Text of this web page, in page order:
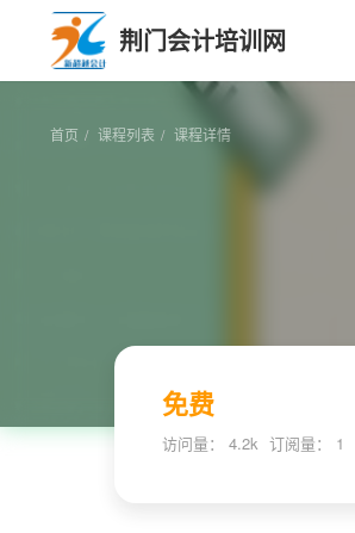
荆门会计培训网
首页 课程列表 课程详情
免费
访问量： 4.2k 订阅量： 1